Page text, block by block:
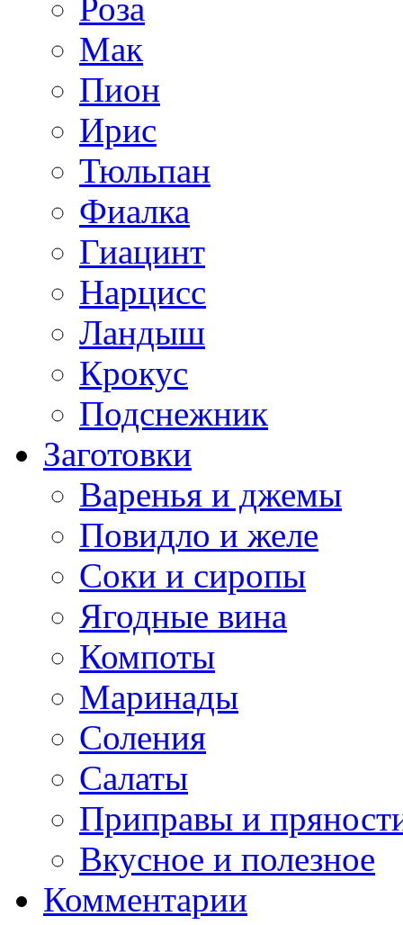
Роза
Мак
Пион
Ирис
Тюльпан
Фиалка
Гиацинт
Нарцисс
Ландыш
Крокус
Подснежник
Заготовки
Варенья и джемы
Повидло и желе
Соки и сиропы
Ягодные вина
Компоты
Маринады
Соления
Салаты
Приправы и
Вкусное и полезное
Комментарии